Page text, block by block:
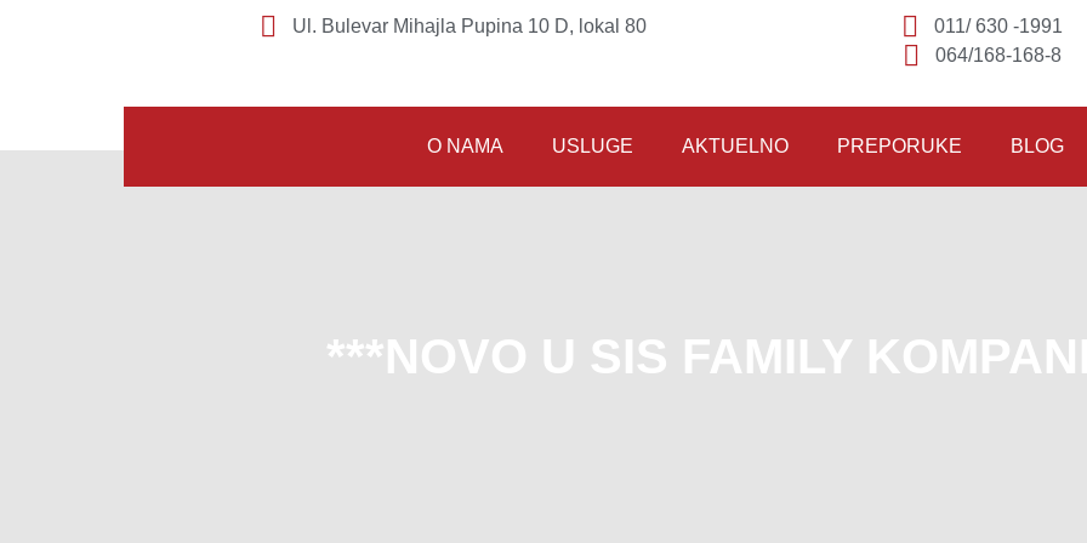
Ul. Bulevar Mihajla Pupina 10 D, lokal 80
011/ 630 -1991
064/168-168-8
O NAMA USLUGE AKTUELNO PREPORUKE BLOG
***NOVO U SIS FAMILY